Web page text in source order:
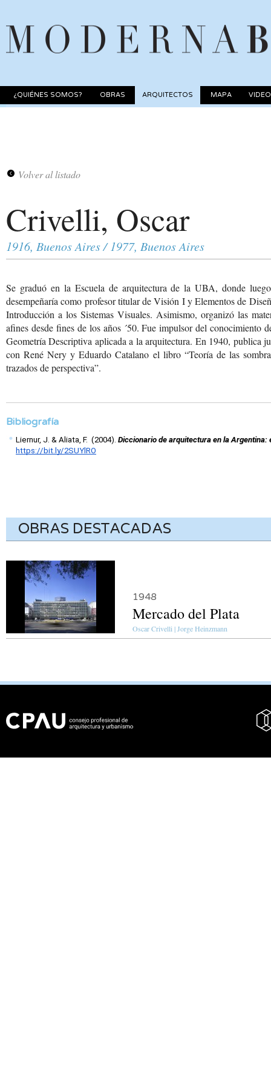
¿QUIÉNES SOMOS? OBRAS ARQUITECTOS MAPA
Volver al listado
Crivelli, Oscar
1916, Buenos Aires / 1977, Buenos Aires
Se graduó en la Escuela de arquitectura de la UBA, donde
desempeñaría como profesor titular de Visión I y Elementos de
Introducción a los Sistemas Visuales. Asimismo, organizó las
afines desde fines de los años ´50. Fue impulsor del conocimiento
Geometría Descriptiva aplicada a la arquitectura. En 1940, publica
con René Nery y Eduardo Catalano el libro “Teoría de las
trazados de perspectiva”.
Bibliografía
Liernur, J. & Aliata, F.  (2004). Diccionario de arquitectura en la
https://bit.ly/2SUYlRO
OBRAS DESTACADAS
1948
Mercado del Plata
Oscar Crivelli | Jorge Heinzmann